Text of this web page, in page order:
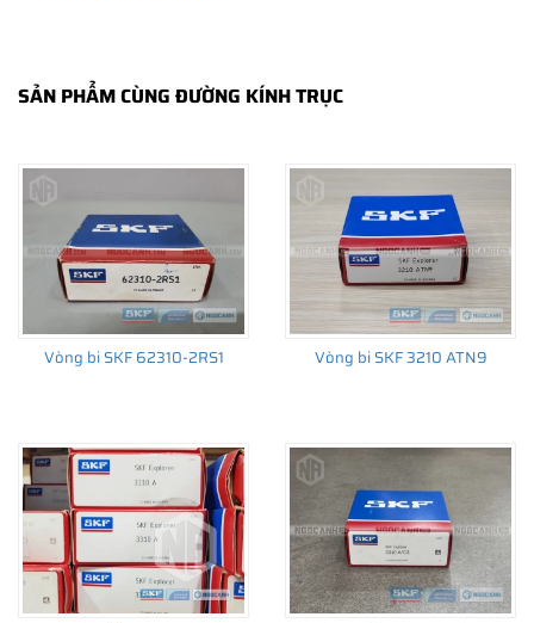
SẢN PHẨM CÙNG ĐƯỜNG KÍNH TRỤC
Vòng bi SKF 62310-2RS1 Vòng bi SKF 3210 ATN9